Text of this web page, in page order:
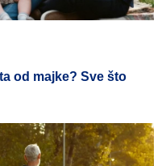
od majke? Sve što